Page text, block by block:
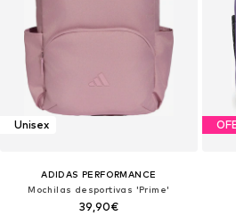
Unisex
ADIDAS PERFORMANCE
Mochilas desportivas 'Prime'
39,90€